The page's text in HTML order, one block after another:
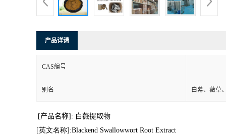
产品详请
CAS编号
别名 白幕、薇草
[产品名称]: 白薇提取物
[英文名称]:Blackend Swallowwort Root Extract